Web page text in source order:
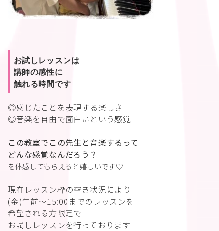
お試しレッスンは
講師の感性に
触れる時間です
◎感じたことを表現する楽しさ
◎音楽を自由で面白いという感覚
この教室でこの先生と音楽するって
どんな感覚なんだろう？
を体感してもらえると嬉しいです♡
現在レッスン枠の空き状況により
(金)午前〜15:00までのレッスンを
希望される方限定で
お試しレッスンを行っております